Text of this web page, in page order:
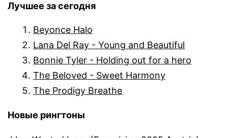
Лучшее за сегодня
Beyonce Halo
Lana Del Ray - Young and Beautiful
Bonnie Tyler - Holding out for a hero
The Beloved - Sweet Harmony
The Prodigy Breathe
Новые рингтоны